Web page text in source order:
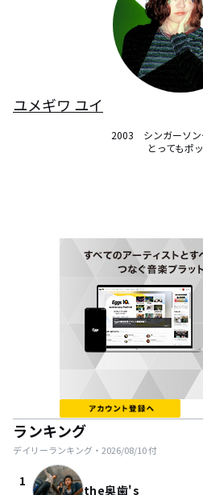
ユメギワ ユイ
2003　シンガーソ
とってもポ
ランキング
デイリーランキング・ 2026/08/10付
1
the奥歯's